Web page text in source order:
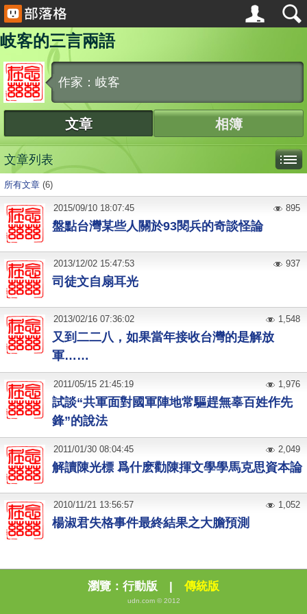
岐客的三言兩語
作家：岐客
文章 相簿
文章列表
所有文章 (6)
盤點台灣某些人關於93閱兵的奇談怪論
2015/09/10 18:07:45 895
司徒文自扇耳光
2013/12/02 15:47:53 937
又到二二八，如果當年接收台灣的是解放
軍……
2013/02/16 07:36:02 1,548
試談“共軍面對國軍陣地常驅趕無辜百姓作先
鋒”的說法
2011/05/15 21:45:19 1,976
解讀陳光標 爲什麽勸陳揮文學學馬克思資本論
2011/01/30 08:04:45 2,049
楊淑君失格事件最終結果之大膽預測
2010/11/21 13:56:57 1,052
瀏覽： 行動版 | 傳統版
udn.com © 2012